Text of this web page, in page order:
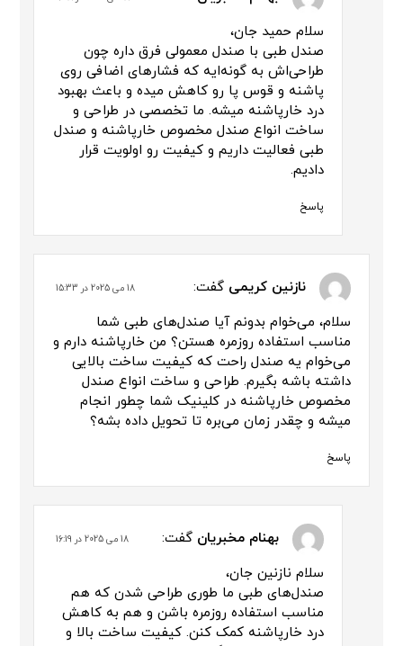
سلام حمید جان،
صندل طبی با صندل معمولی فرق داره چون
طراحی‌اش به گونه‌ایه که فشارهای اضافی روی
پاشنه و قوس پا رو کاهش میده و باعث بهبود
درد خارپاشنه میشه. ما تخصصی در طراحی و
ساخت انواع صندل مخصوص خارپاشنه و صندل
طبی فعالیت داریم و کیفیت رو اولویت قرار
دادیم.
پاسخ
نازنین کریمی گفت: 18 می 2025 در 15:33
سلام، می‌خوام بدونم آیا صندل‌های طبی شما
مناسب استفاده روزمره هستن؟ من خارپاشنه دارم و
می‌خوام یه صندل راحت که کیفیت ساخت بالایی
داشته باشه بگیرم. طراحی و ساخت انواع صندل
مخصوص خارپاشنه در کلینیک شما چطور انجام
میشه و چقدر زمان می‌بره تا تحویل داده بشه؟
پاسخ
بهنام مخبریان گفت: 18 می 2025 در 16:19
سلام نازنین جان،
صندل‌های طبی ما طوری طراحی شدن که هم
مناسب استفاده روزمره باشن و هم به کاهش
درد خارپاشنه کمک کنن. کیفیت ساخت بالا و